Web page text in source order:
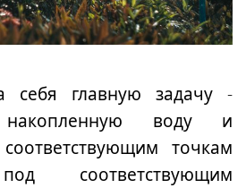
себя главную задачу -
накопленную воду и
точкам
соответствующим